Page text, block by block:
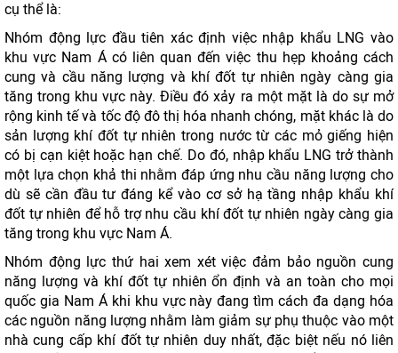
cụ thể là:
Nhóm động lực đầu tiên xác định việc nhập khẩu LNG vào
khu vực Nam Á có liên quan đến việc thu hẹp khoảng cách
cung và cầu năng lượng và khí đốt tự nhiên ngày càng gia
tăng trong khu vực này. Điều đó xảy ra một mặt là do sự mở
rộng kinh tế và tốc độ đô thị hóa nhanh chóng, mặt khác là do
sản lượng khí đốt tự nhiên trong nước từ các mỏ giếng hiện
có bị cạn kiệt hoặc hạn chế. Do đó, nhập khẩu LNG trở thành
một lựa chọn khả thi nhằm đáp ứng nhu cầu năng lượng cho
dù sẽ cần đầu tư đáng kể vào cơ sở hạ tầng nhập khẩu khí
đốt tự nhiên để hỗ trợ nhu cầu khí đốt tự nhiên ngày càng gia
tăng trong khu vực Nam Á.
Nhóm động lực thứ hai xem xét việc đảm bảo nguồn cung
năng lượng và khí đốt tự nhiên ổn định và an toàn cho mọi
quốc gia Nam Á khi khu vực này đang tìm cách đa dạng hóa
các nguồn năng lượng nhằm làm giảm sự phụ thuộc vào một
nhà cung cấp khí đốt tự nhiên duy nhất, đặc biệt nếu nó liên